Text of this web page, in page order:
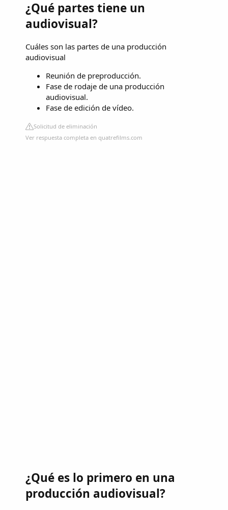
¿Qué partes tiene un
audiovisual?
Cuáles son las partes de una producción
audiovisual
Reunión de preproducción.
Fase de rodaje de una producción
audiovisual.
Fase de edición de vídeo.
Solicitud de eliminación
Ver respuesta completa en quatrefilms.com
¿Qué es lo primero en una
producción audiovisual?